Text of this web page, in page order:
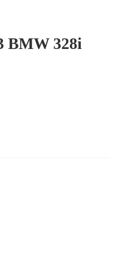
BMW 328i